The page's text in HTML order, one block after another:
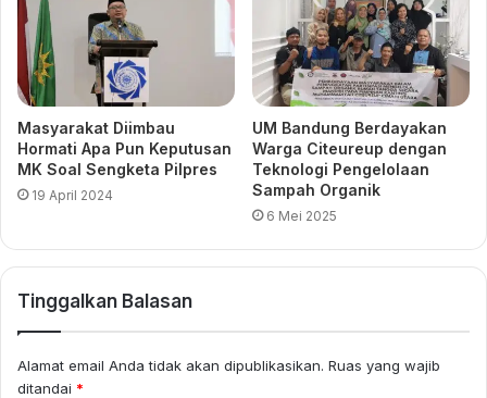
Masyarakat Diimbau
Hormati Apa Pun Keputusan
MK Soal Sengketa Pilpres
19 April 2024
UM Bandung Berdayakan
Warga Citeureup dengan
Teknologi Pengelolaan
Sampah Organik
6 Mei 2025
Tinggalkan Balasan
Alamat email Anda tidak akan dipublikasikan. Ruas yang wajib
ditandai *